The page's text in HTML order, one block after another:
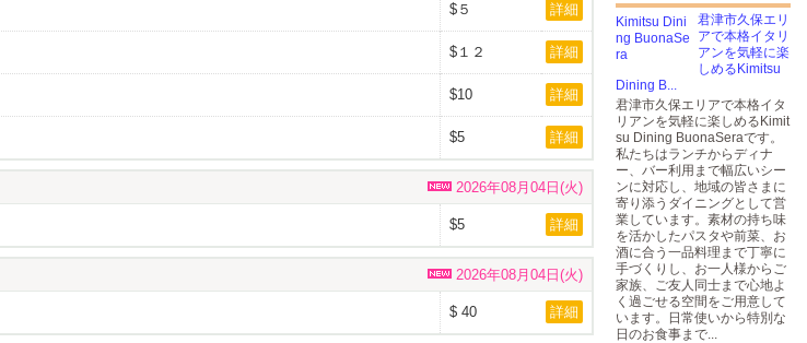
$５ 詳細
$１２ 詳細
$10 詳細
$5 詳細
2026年08月04日(火)
$5 詳細
2026年08月04日(火)
$ 40 詳細
君津市久保エリ
アで本格イタリ
アンを気軽に楽
しめるKimitsu
Dining B...
君津市久保エリアで本格イタ
リアンを気軽に楽しめるKimit
su Dining BuonaSeraです。
私たちはランチからディナ
ー、バー利用まで幅広いシー
ンに対応し、地域の皆さまに
寄り添うダイニングとして営
業しています。素材の持ち味
を活かしたパスタや前菜、お
酒に合う一品料理まで丁寧に
手づくりし、お一人様からご
家族、ご友人同士まで心地よ
く過ごせる空間をご用意して
います。日常使いから特別な
日のお食事まで...